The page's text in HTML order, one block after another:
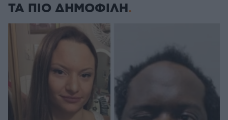
ΤΑ ΠΙΟ ΔΗΜΟΦΙΛΗ